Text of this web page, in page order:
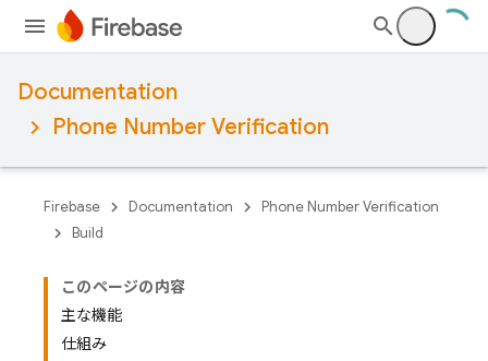
Documentation
Phone Number Verification
Firebase Documentation
Phone Number Verification
Build
このページの内容
主な機能
仕組み